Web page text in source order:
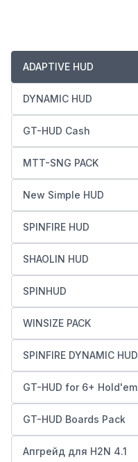
ADAPTIVE HUD
DYNAMIC HUD
GT-HUD Cash
MTT-SNG PACK
New Simple HUD
SPINFIRE HUD
SHAOLIN HUD
SPINHUD
WINSIZE PACK
SPINFIRE DYNAMIC HUD
GT-HUD for 6+ Hold'em
GT-HUD Boards Pack
Апгрейд для H2N 4.1